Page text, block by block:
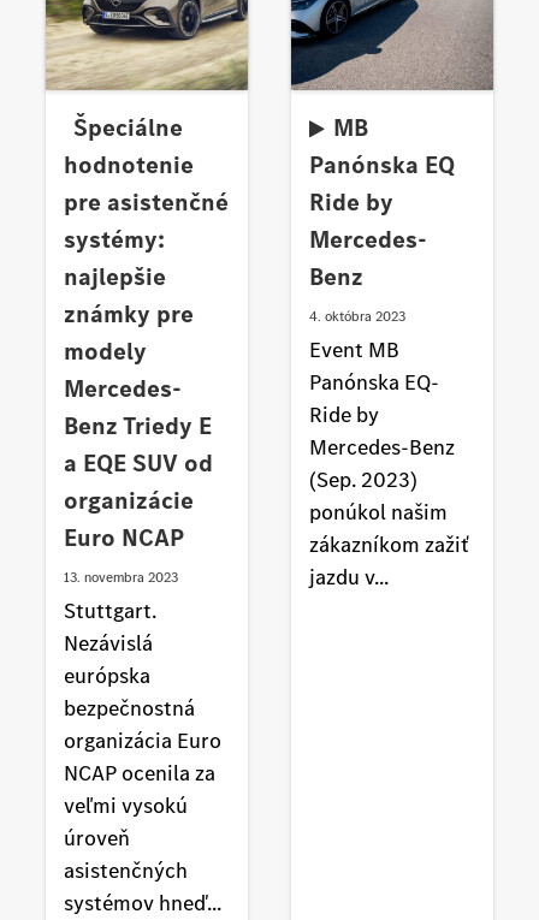
Špeciálne
hodnotenie
pre asistenčné
systémy:
najlepšie
známky pre
modely
Mercedes-
Benz Triedy E
a EQE SUV od
organizácie
Euro NCAP
13. novembra 2023
Stuttgart.
Nezávislá
európska
bezpečnostná
organizácia Euro
NCAP ocenila za
veľmi vysokú
úroveň
asistenčných
systémov hneď...
MB
Panónska EQ
Ride by
Mercedes-
Benz
4. októbra 2023
Event MB
Panónska EQ-
Ride by
Mercedes-Benz
(Sep. 2023)
ponúkol našim
zákazníkom zažiť
jazdu v...